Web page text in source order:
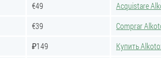
€49
Acquistare
€39
Comprar
₽149
Купить